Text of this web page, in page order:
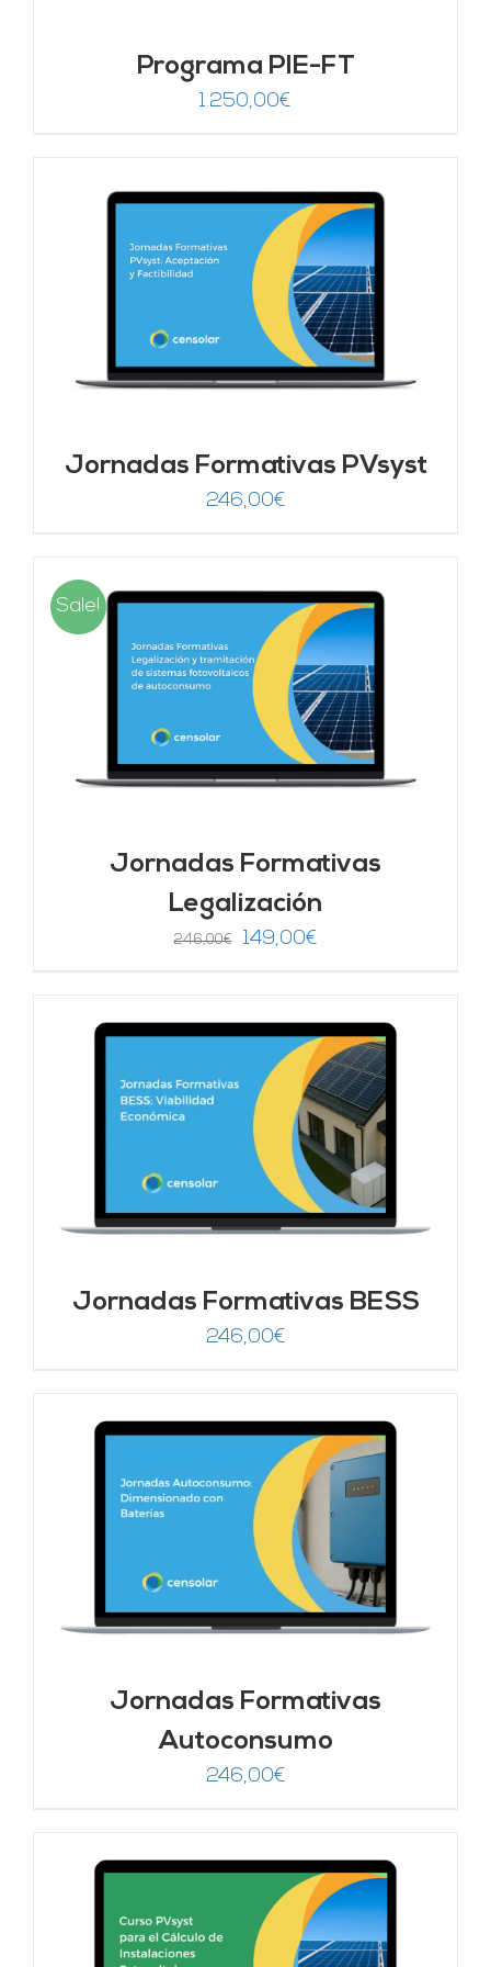
Programa PIE-FT
1.250,00€
Jornadas Formativas PVsyst
246,00€
Sale!
Jornadas Formativas
Legalización
246,00€
El
era:
246,00€.
149,00€El
es:
149,00€.
Jornadas Formativas BESS
246,00€
Jornadas Formativas
Autoconsumo
246,00€